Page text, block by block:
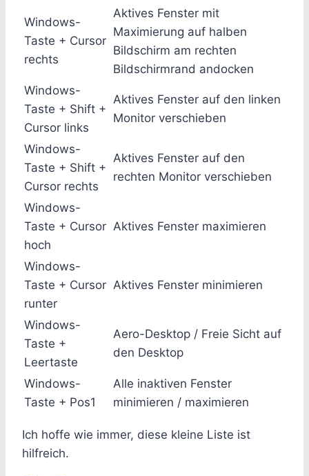
Windows-
Taste + Cursor
rechts
Aktives Fenster mit
Maximierung auf halben
Bildschirm am rechten
Bildschirmrand andocken
Windows-
Taste + Shift +
Cursor links
Aktives Fenster auf den linken
Monitor verschieben
Windows-
Taste + Shift +
Cursor rechts
Aktives Fenster auf den
rechten Monitor verschieben
Windows-
Taste + Cursor
hoch
Aktives Fenster maximieren
Windows-
Taste + Cursor
runter
Aktives Fenster minimieren
Windows-
Taste +
Leertaste
Aero-Desktop / Freie Sicht auf
den Desktop
Windows-
Taste + Pos1
Alle inaktiven Fenster
minimieren / maximieren
Ich hoffe wie immer, diese kleine Liste ist
hilfreich.